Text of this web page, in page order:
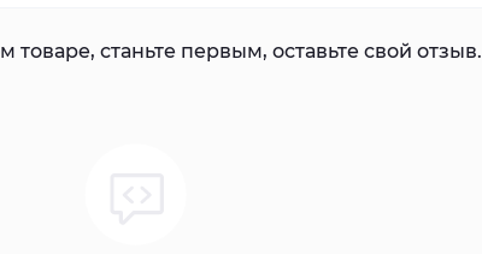
товаре, станьте первым, оставьте свой отзыв.